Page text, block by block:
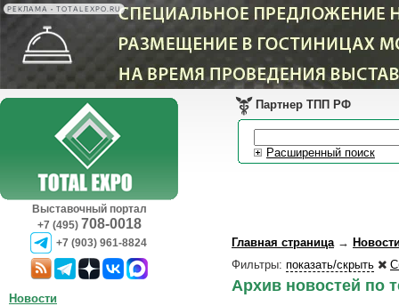
РЕКЛАМА • TOTALEXPO.RU
Выставочный портал
+7 (495) 708-0018
+7 (903) 961-8824
Партнер ТПП РФ
Расширенный поиск
Главная страница→
Фильтры: показать/скрыть
Архив новостей по
Новости